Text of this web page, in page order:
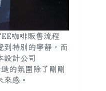
咖啡販售流程
到特別的寧靜，而
設計公司
的氛圍除了剛剛
感。